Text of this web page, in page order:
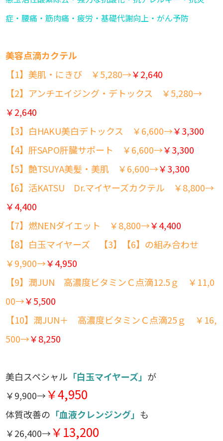
症・腰痛・筋肉痛・疲労・基礎代謝向上・がん予防
美容点滴カクテル
【1】美肌・にきび ￥5,280→￥2,640
【2】アンチエイジング・デトックス ￥5,280→
￥2,640
【3】白HAKU美白デトックス ￥6,600→￥3,300
【4】肝SAPO肝臓サポート ￥6,600→￥3,300
【5】艶TSUYA美髪・美肌 ￥6,600→￥3,300
【6】活KATSU Dr.マイヤーズカクテル ￥8,800→
￥4,400
【7】燃NENダイエット ￥8,800→￥4,400
【8】白玉マイヤーズ 【3】【6】の組み合わせ
￥9,900→￥4,950
【9】潤JUN 高濃度ビタミンＣ点滴12.5ｇ ￥11,0
00→￥5,500
【10】潤JUN＋ 高濃度ビタミンＣ点滴25ｇ ￥16,
500→￥8,250
美白スペシャル 「白玉マイヤーズ」 が
￥9,900→￥4,950
体質改善の 「血液クレンジング」 も
￥26,400→￥13,200